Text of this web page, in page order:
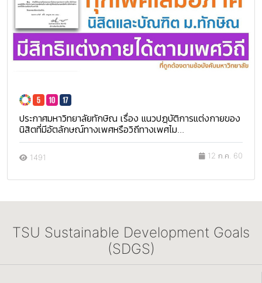
ประกาศมหาวิทยาลัยทักษิณ เรื่อง แนวปฏฺบัติการแต่งกายของ
นิสิตที่มีอัตลักษณ์ทางเพศหรือวิถีทางเพศไม...
1491 12 ก.ค. 60
TSU Sustainable Development Goals
(SDGS)